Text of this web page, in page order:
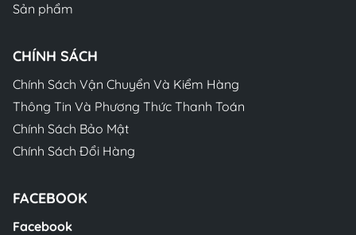
Sản phẩm
CHÍNH SÁCH
Chính Sách Vận Chuyển Và Kiểm Hàng
Thông Tin Và Phương Thức Thanh Toán
Chính Sách Bảo Mật
Chính Sách Đổi Hàng
FACEBOOK
Facebook